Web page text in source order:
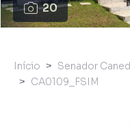
20
Início Senador
CA0109_FSIM